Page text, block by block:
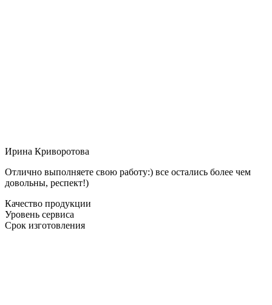
Ирина Криворотова
Отлично выполняете свою работу:) все остались более чем
довольны, респект!)
Качество продукции
Уровень сервиса
Срок изготовления